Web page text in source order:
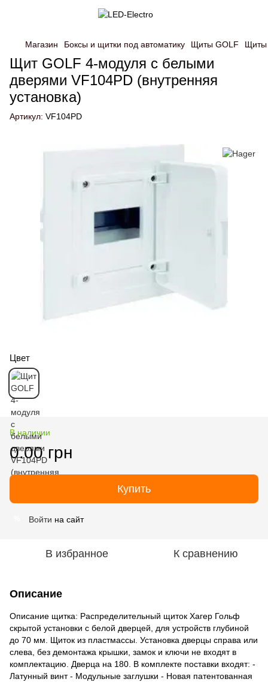
Магазин Боксы и щитки под автоматику Щиты GOLF Щиты
Щит GOLF 4-модуля с белыми
дверями VF104PD (внутренняя
установка)
Артикул: VF104PD
Цвет
В наличии
0.00 грн
Купить
Войти на сайт
В избранное К сравнению
Описание
Описание щитка: Распределительный щиток Хагер Гольф
скрытой установки с белой дверцей, для устройств глубиной
до 70 мм. Щиток из пластмассы. Установка дверцы справа или
слева, без демонтажа крышки, замок и ключи не входят в
комплектацию. Дверца на 180. В комплекте поставки входят: -
Латунный винт - Модульные заглушки - Новая патентованная